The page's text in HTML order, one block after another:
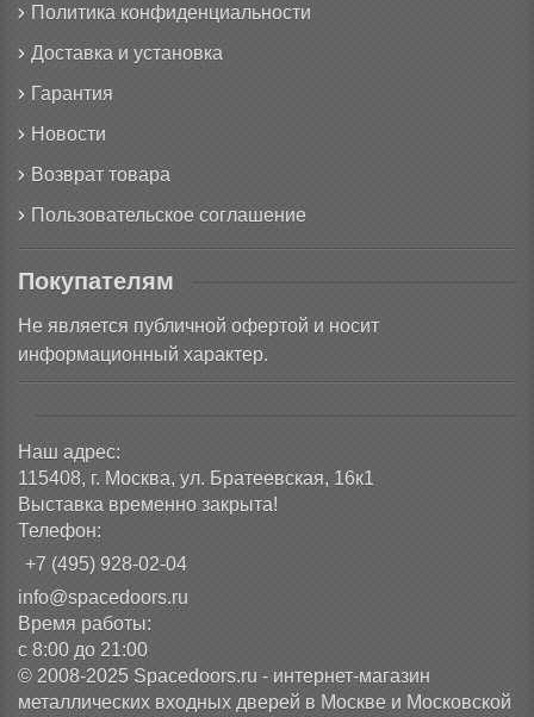
Политика конфиденциальности
Доставка и установка
Гарантия
Новости
Возврат товара
Пользовательское соглашение
Покупателям
Не является публичной офертой и носит
информационный характер.
Наш адрес:
115408, г. Москва, ул. Братеевская, 16к1
Выставка временно закрыта!
Телефон:
+7 (495) 928-02-04
info@spacedoors.ru
Время работы:
с 8:00 до 21:00
© 2008-2025 Spacedoors.ru - интернет-магазин
металлических входных дверей в Москве и Московской